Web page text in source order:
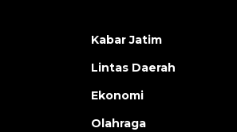
Kabar Jatim
Lintas Daerah
Ekonomi
Olahraga